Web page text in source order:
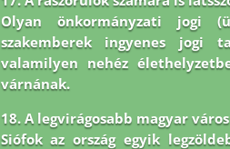
Olyan önkormányzati jogi
szakemberek ingyenes jogi
valamilyen nehéz
várnának.
18. A legvirágosabb magyar
Siófok az ország egyik